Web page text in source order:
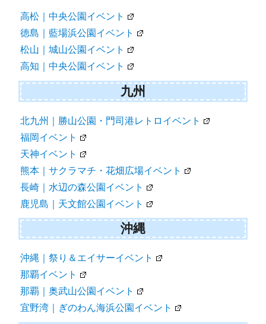
高松｜中央公園イベント
徳島｜藍場浜公園イベント
松山｜城山公園イベント
高知｜中央公園イベント
九州
北九州｜勝山公園・門司港レトロイベント
福岡イベント
天神イベント
熊本｜サクラマチ・花畑広場イベント
長崎｜水辺の森公園イベント
鹿児島｜天文館公園イベント
沖縄
沖縄｜祭り＆エイサーイベント
那覇イベント
那覇｜奥武山公園イベント
宜野湾｜ぎのわん海浜公園イベント